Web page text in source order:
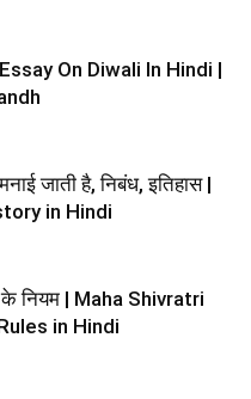
Essay On Diwali In Hindi |
जाती है, निबंध, इतिहास |
in Hindi
के नियम | Maha Shivratri
in Hindi